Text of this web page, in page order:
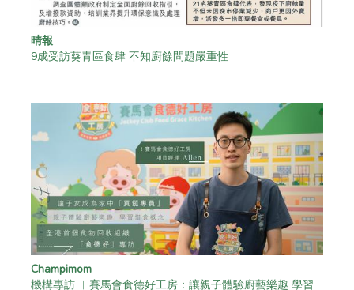
晴報
9成受訪葵青區食肆 不知廚餘問題嚴重性
Champimom
機構專訪 ︳賽馬會食德好工房：讓親子體驗廚藝樂趣 學習